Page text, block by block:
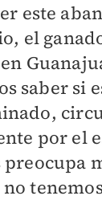
este
el
saber si
por el
preocupa